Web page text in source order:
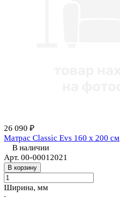
26 090 ₽
Матрас Classic Evs 160 х 200 см
В наличии
Арт. 00-00012021
В корзину
Ширина, мм